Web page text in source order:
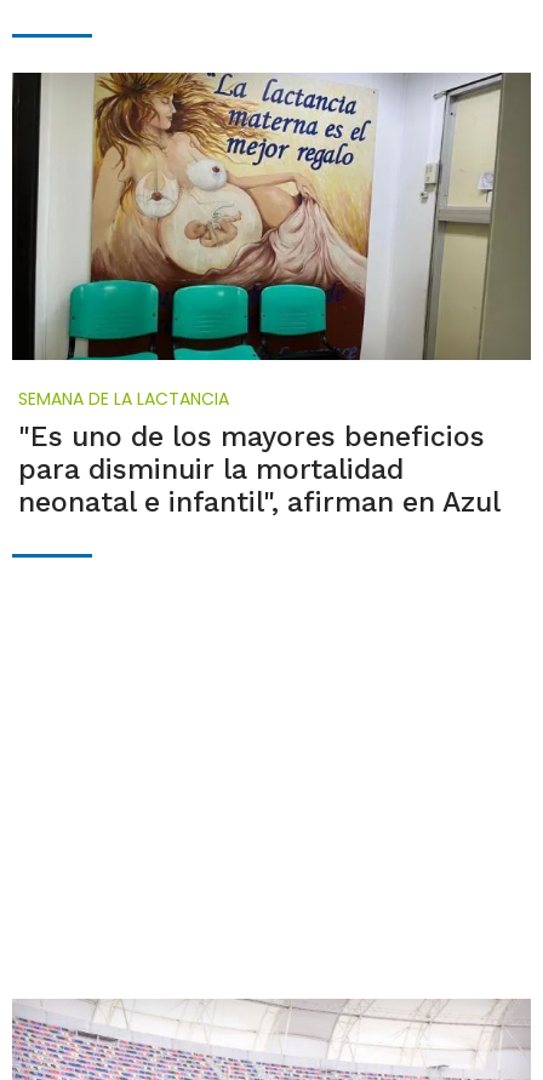
SEMANA DE LA LACTANCIA
"Es uno de los mayores beneficios
para disminuir la mortalidad
neonatal e infantil", afirman en Azul